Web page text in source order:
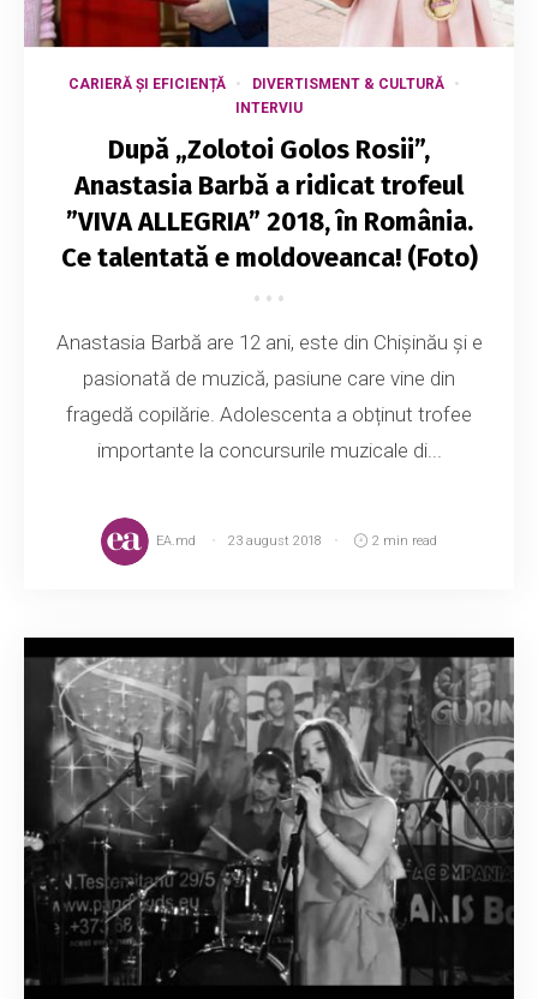
CARIERĂ ȘI EFICIENȚĂ
DIVERTISMENT & CULTURĂ
INTERVIU
După „Zolotoi Golos Rosii”,
Anastasia Barbă a ridicat trofeul
”VIVA ALLEGRIA” 2018, în România.
Ce talentată e moldoveanca! (Foto)
Anastasia Barbă are 12 ani, este din Chișinău și e
pasionată de muzică, pasiune care vine din
fragedă copilărie. Adolescenta a obținut trofee
importante la concursurile muzicale di...
EA.md 23 august 2018 2 min read